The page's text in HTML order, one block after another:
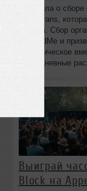
объявила о
Lola Evans,
от рака. Сбор
GoFundMe и
хирургическое
повседневные
Выиграй
Block на